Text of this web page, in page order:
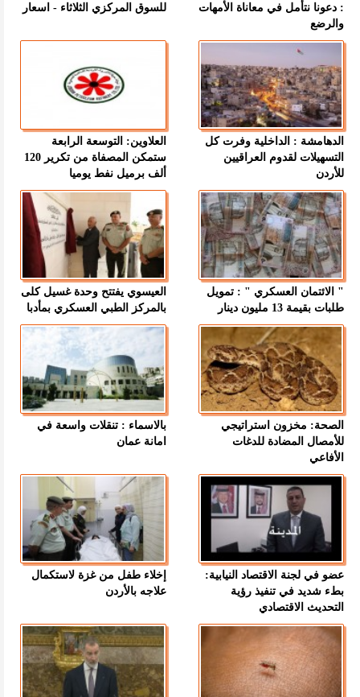
: دعونا نتأمل في معاناة الأمهات
والرضع
للسوق المركزي الثلاثاء - اسعار
الدهامشة : الداخلية وفرت كل
التسهيلات لقدوم العراقيين
للأردن
العلاوين: التوسعة الرابعة
ستمكن المصفاة من تكرير 120
ألف برميل نفط يوميا
" الائتمان العسكري " : تمويل
طلبات بقيمة 13 مليون دينار
العيسوي يفتتح وحدة غسيل كلى
بالمركز الطبي العسكري بمأدبا
الصحة: مخزون استراتيجي
للأمصال المضادة للدغات
الأفاعي
بالاسماء : تنقلات واسعة في
امانة عمان
عضو في لجنة الاقتصاد النيابية:
بطء شديد في تنفيذ رؤية
التحديث الاقتصادي
إخلاء طفل من غزة لاستكمال
علاجه بالأردن